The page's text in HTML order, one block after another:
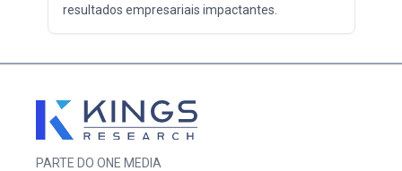
resultados empresariais impactantes.
PARTE DO ONE MEDIA